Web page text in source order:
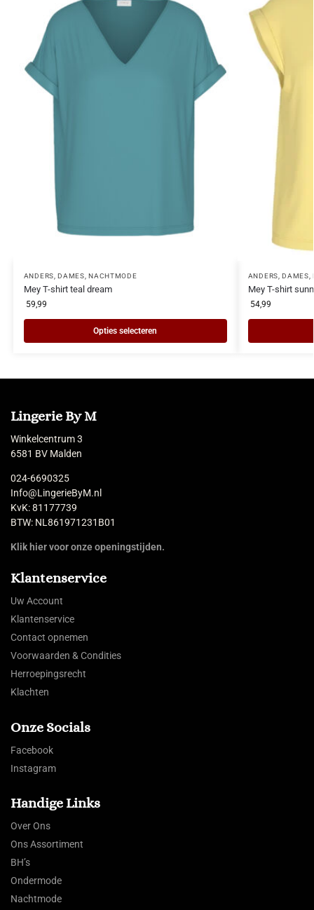
ANDERS ,DAMES ,NACHTMODE
Mey T-shirt teal dream
59,99
Opties selecteren
ANDERS ,DAMES ,
Mey T-shirt
54,99
Lingerie By M
Winkelcentrum 3
6581 BV Malden
024-6690325
Info@LingerieByM.nl
KvK: 81177739
BTW: NL861971231B01
Klik hier voor onze openingstijden.
Klantenservice
Uw Account
Klantenservice
Contact opnemen
Voorwaarden & Condities
Herroepingsrecht
Klachten
Onze Socials
Facebook
Instagram
Handige Links
Over Ons
Ons Assortiment
BH’s
Ondermode
Nachtmode